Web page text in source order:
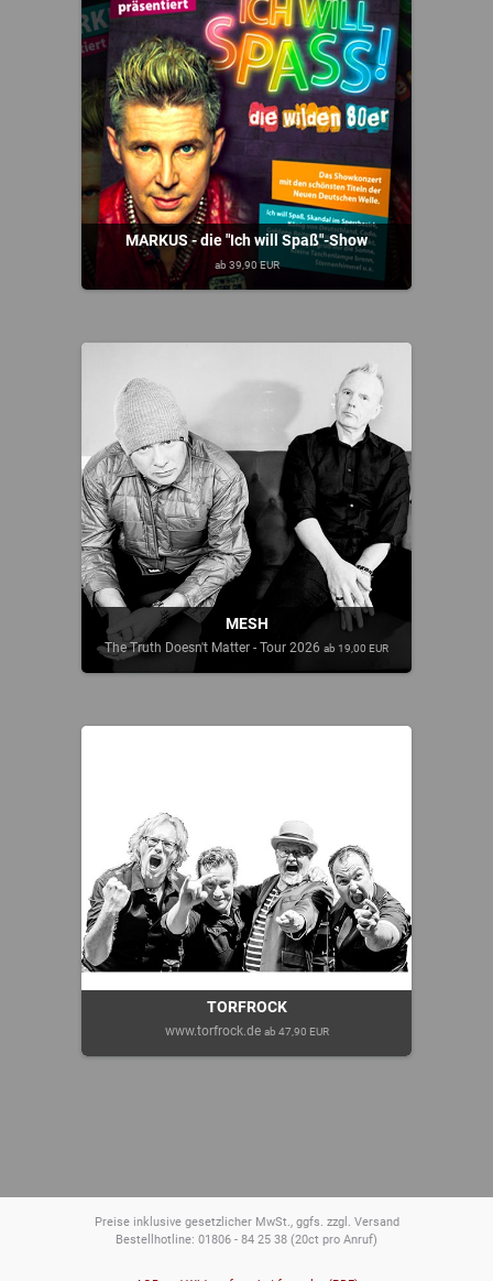
MARKUS - die "Ich will Spaß"-Show
ab 39,90 EUR
MESH
The Truth Doesn't Matter - Tour 2026 ab 19,00 EUR
TORFROCK
www.torfrock.de ab 47,90 EUR
Preise inklusive gesetzlicher MwSt., ggfs. zzgl. Versand
Bestellhotline: 01806 - 84 25 38 (20ct pro Anruf)